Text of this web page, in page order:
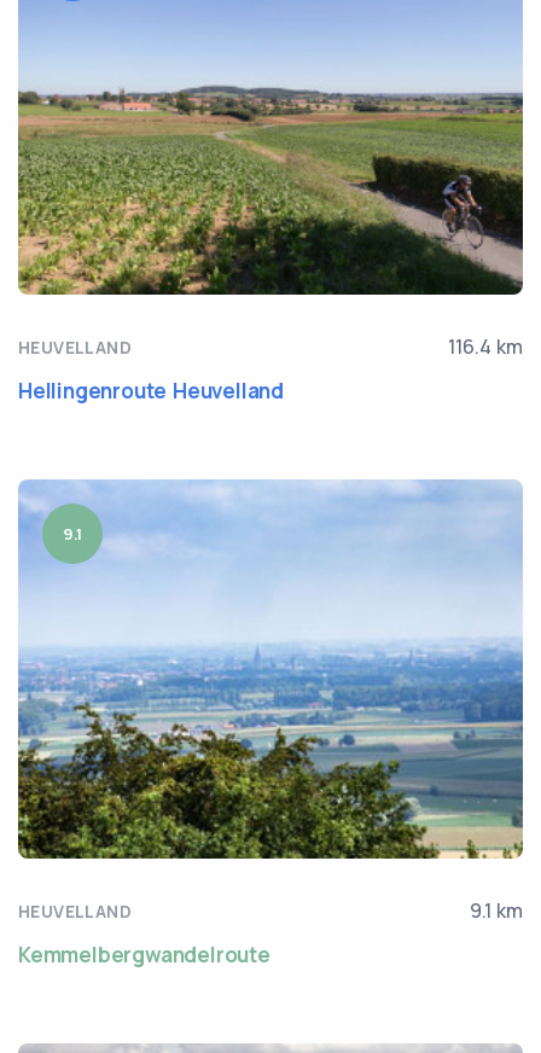
HEUVELLAND 116.4 km
Hellingenroute Heuvelland
9.1
HEUVELLAND 9.1 km
Kemmelbergwandelroute